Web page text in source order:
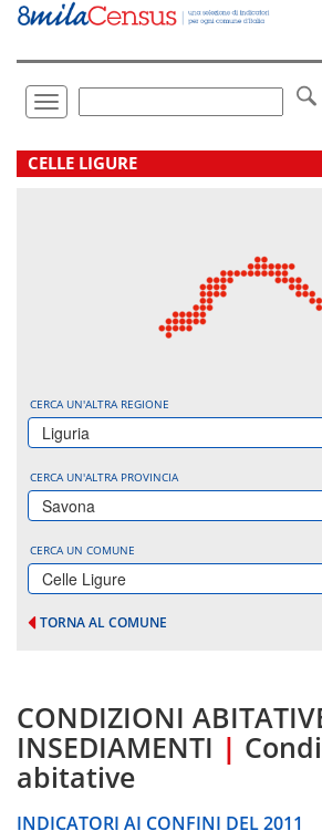
Vai
direttamente
Toggle
navigation
.
CELLE LIGURE
CERCA UN'ALTRA REGIONE
Liguria
CERCA UN'ALTRA PROVINCIA
Savona
CERCA UN COMUNE
Celle Ligure
TORNA AL COMUNE
CONDIZIONI
INSEDIAMENTI |
abitative
INDICATORI AI CONFINI DEL 2011